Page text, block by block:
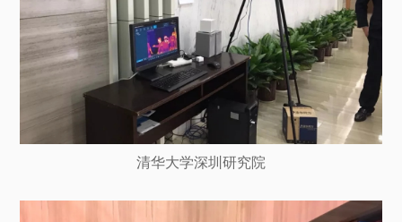
清华大学深圳研究院